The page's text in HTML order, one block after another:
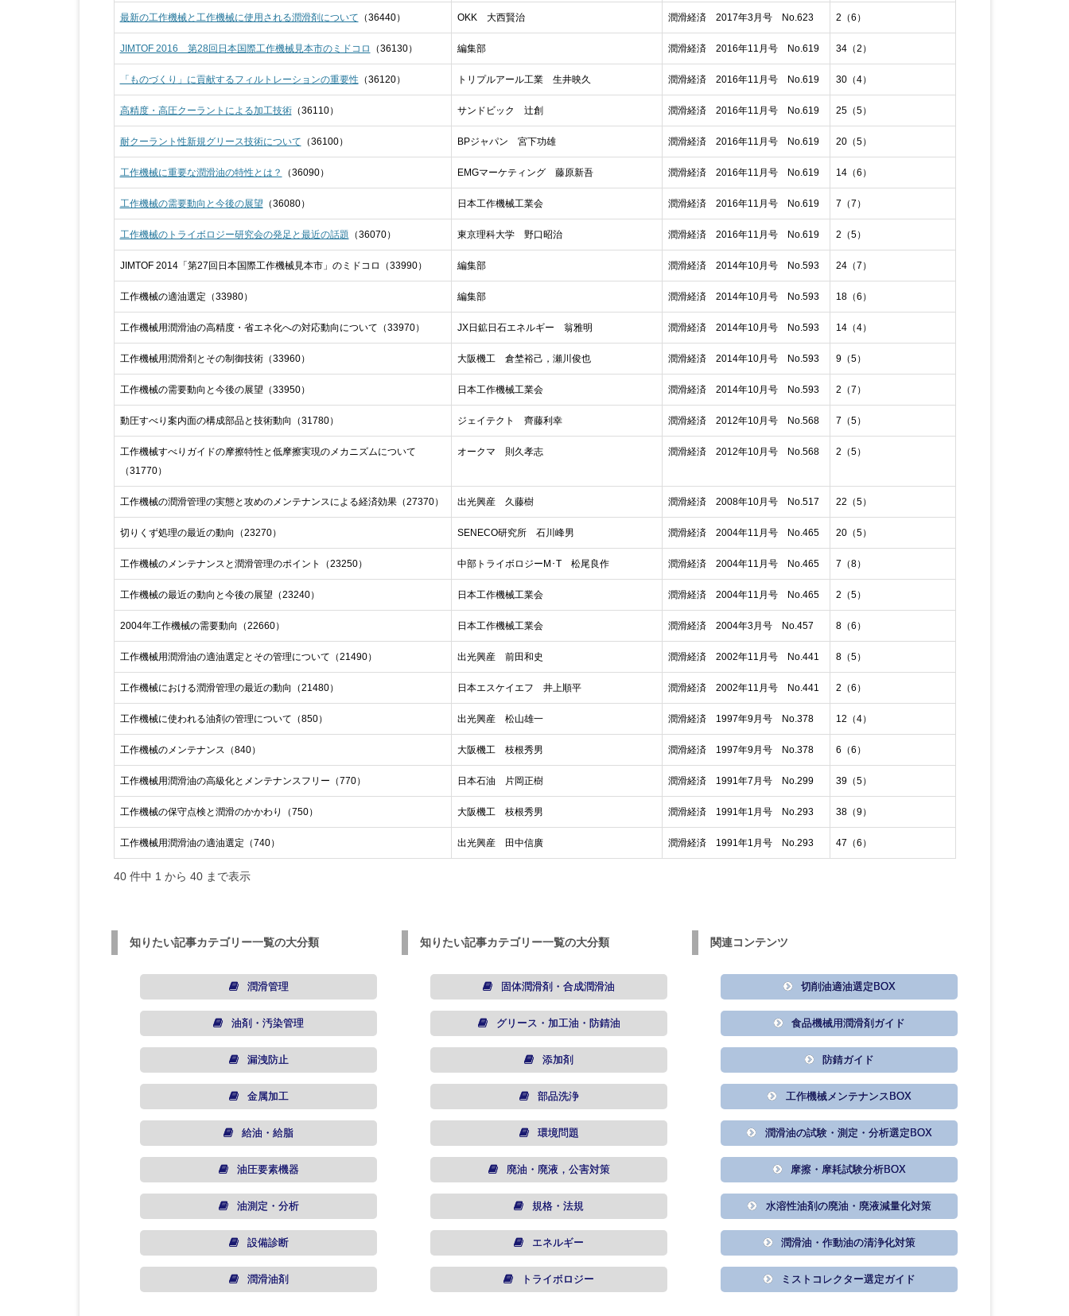
最新の工作機械と工作機械に使用される潤滑剤について （36440） OKK 大西賢治 潤滑経済 2017年3月号 No.623 2（6）
JIMTOF 2016 第28回日本国際工作機械見本市のミドコロ （36130） 編集部 潤滑経済 2016年11月号 No.619 34（2）
「ものづくり」に貢献するフィルトレーションの重要性（36120） トリプルアール工業 生井映久 潤滑経済 2016年11月号 No.619 30（4）
高精度・高圧クーラントによる加工技術（36110） サンドビック 辻創 潤滑経済 2016年11月号 No.619 25（5）
耐クーラント性新規グリース技術について （36100） BPジャパン 宮下功雄 潤滑経済 2016年11月号 No.619 20（5）
工作機械に重要な潤滑油の特性とは？ （36090） EMGマーケティング 藤原新吾 潤滑経済 2016年11月号 No.619 14（6）
工作機械の需要動向と今後の展望 （36080） 日本工作機械工業会 潤滑経済 2016年11月号 No.619 7（7）
工作機械のトライボロジー研究会の発足と最近の話題 （36070） 東京理科大学 野口昭治 潤滑経済 2016年11月号 No.619 2（5）
JIMTOF 2014「第27回日本国際工作機械見本市」のミドコロ（33990） 編集部 潤滑経済 2014年10月号 No.593 24（7）
工作機械の適油選定（33980） 編集部 潤滑経済 2014年10月号 No.593 18（6）
工作機械用潤滑油の高精度・省エネ化への対応動向について（33970） JX日鉱日石エネルギー 翁雅明 潤滑経済 2014年10月号 No.593 14（4）
工作機械用潤滑剤とその制御技術（33960） 大阪機工 倉埜裕己，瀬川俊也 潤滑経済 2014年10月号 No.593 9（5）
工作機械の需要動向と今後の展望（33950） 日本工作機械工業会 潤滑経済 2014年10月号 No.593 2（7）
動圧すべり案内面の構成部品と技術動向（31780） ジェイテクト 齊藤利幸 潤滑経済 2012年10月号 No.568 7（5）
工作機械すべりガイドの摩擦特性と低摩擦実現のメカニズムについて
（31770）
オークマ 則久孝志 潤滑経済 2012年10月号 No.568 2（5）
工作機械の潤滑管理の実態と攻めのメンテナンスによる経済効果（27370） 出光興産 久藤樹 潤滑経済 2008年10月号 No.517 22（5）
切りくず処理の最近の動向（23270） SENECO研究所 石川峰男 潤滑経済 2004年11月号 No.465 20（5）
工作機械のメンテナンスと潤滑管理のポイント（23250） 中部トライボロジーM･T 松尾良作 潤滑経済 2004年11月号 No.465 7（8）
工作機械の最近の動向と今後の展望（23240） 日本工作機械工業会 潤滑経済 2004年11月号 No.465 2（5）
2004年工作機械の需要動向（22660） 日本工作機械工業会 潤滑経済 2004年3月号 No.457 8（6）
工作機械用潤滑油の適油選定とその管理について（21490） 出光興産 前田和史 潤滑経済 2002年11月号 No.441 8（5）
工作機械における潤滑管理の最近の動向（21480） 日本エスケイエフ 井上順平 潤滑経済 2002年11月号 No.441 2（6）
工作機械に使われる油剤の管理について（850） 出光興産 松山雄一 潤滑経済 1997年9月号 No.378 12（4）
工作機械のメンテナンス（840） 大阪機工 枝根秀男 潤滑経済 1997年9月号 No.378 6（6）
工作機械用潤滑油の高級化とメンテナンスフリー（770） 日本石油 片岡正樹 潤滑経済 1991年7月号 No.299 39（5）
工作機械の保守点検と潤滑のかかわり（750） 大阪機工 枝根秀男 潤滑経済 1991年1月号 No.293 38（9）
工作機械用潤滑油の適油選定（740） 出光興産 田中信廣 潤滑経済 1991年1月号 No.293 47（6）
40 件中 1 から 40 まで表示
知りたい記事カテゴリー一覧の大分類
潤滑管理
油剤・汚染管理
漏洩防止
金属加工
給油・給脂
油圧要素機器
油測定・分析
設備診断
潤滑油剤
知りたい記事カテゴリー一覧の大分類
固体潤滑剤・合成潤滑油
グリース・加工油・防錆油
添加剤
部品洗浄
環境問題
廃油・廃液，公害対策
規格・法規
エネルギー
トライボロジー
関連コンテンツ
切削油適油選定BOX
食品機械用潤滑剤ガイド
防錆ガイド
工作機械メンテナンスBOX
潤滑油の試験・測定・分析選定BOX
摩擦・摩耗試験分析BOX
水溶性油剤の廃油・廃液減量化対策
潤滑油・作動油の清浄化対策
ミストコレクター選定ガイド